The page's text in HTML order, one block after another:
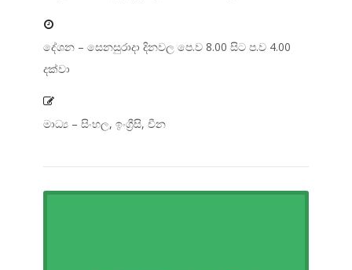
දේශන – සෙනසුරාදා දිනවල පෙ.ව 8.00 සිට ප.ව 4.00
දක්වා
මාධ්‍ය – සිංහල, ඉංග්‍රීසි, චීන